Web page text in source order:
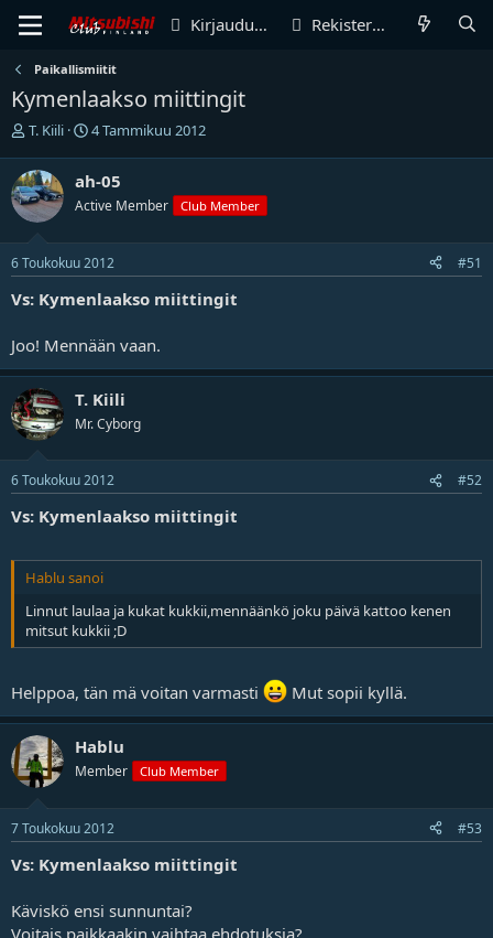
Kirjaudu sisään Rekisteröidy
Paikallismiitit
Kymenlaakso miittingit
V
e
s
t
i
k
e
j
n
a
l
o
i
t
a
a
T. Kiili
A
i
t
p
i
ä
m
ä
r
4 Tammikuu 2012
ah-05
Active Member Club Member
6 Toukokuu 2012 #51
Vs: Kymenlaakso miittingit
Joo! Mennään vaan.
T. Kiili
Mr. Cyborg
6 Toukokuu 2012 #52
Vs: Kymenlaakso miittingit
Hablu sanoi
Linnut laulaa ja kukat kukkii,mennäänkö joku päivä kattoo kenen
mitsut kukkii ;D
Helppoa, tän mä voitan varmasti Mut sopii kyllä.
Hablu
Member Club Member
7 Toukokuu 2012 #53
Vs: Kymenlaakso miittingit
Käviskö ensi sunnuntai?
Voitais paikkaakin vaihtaa,ehdotuksia?